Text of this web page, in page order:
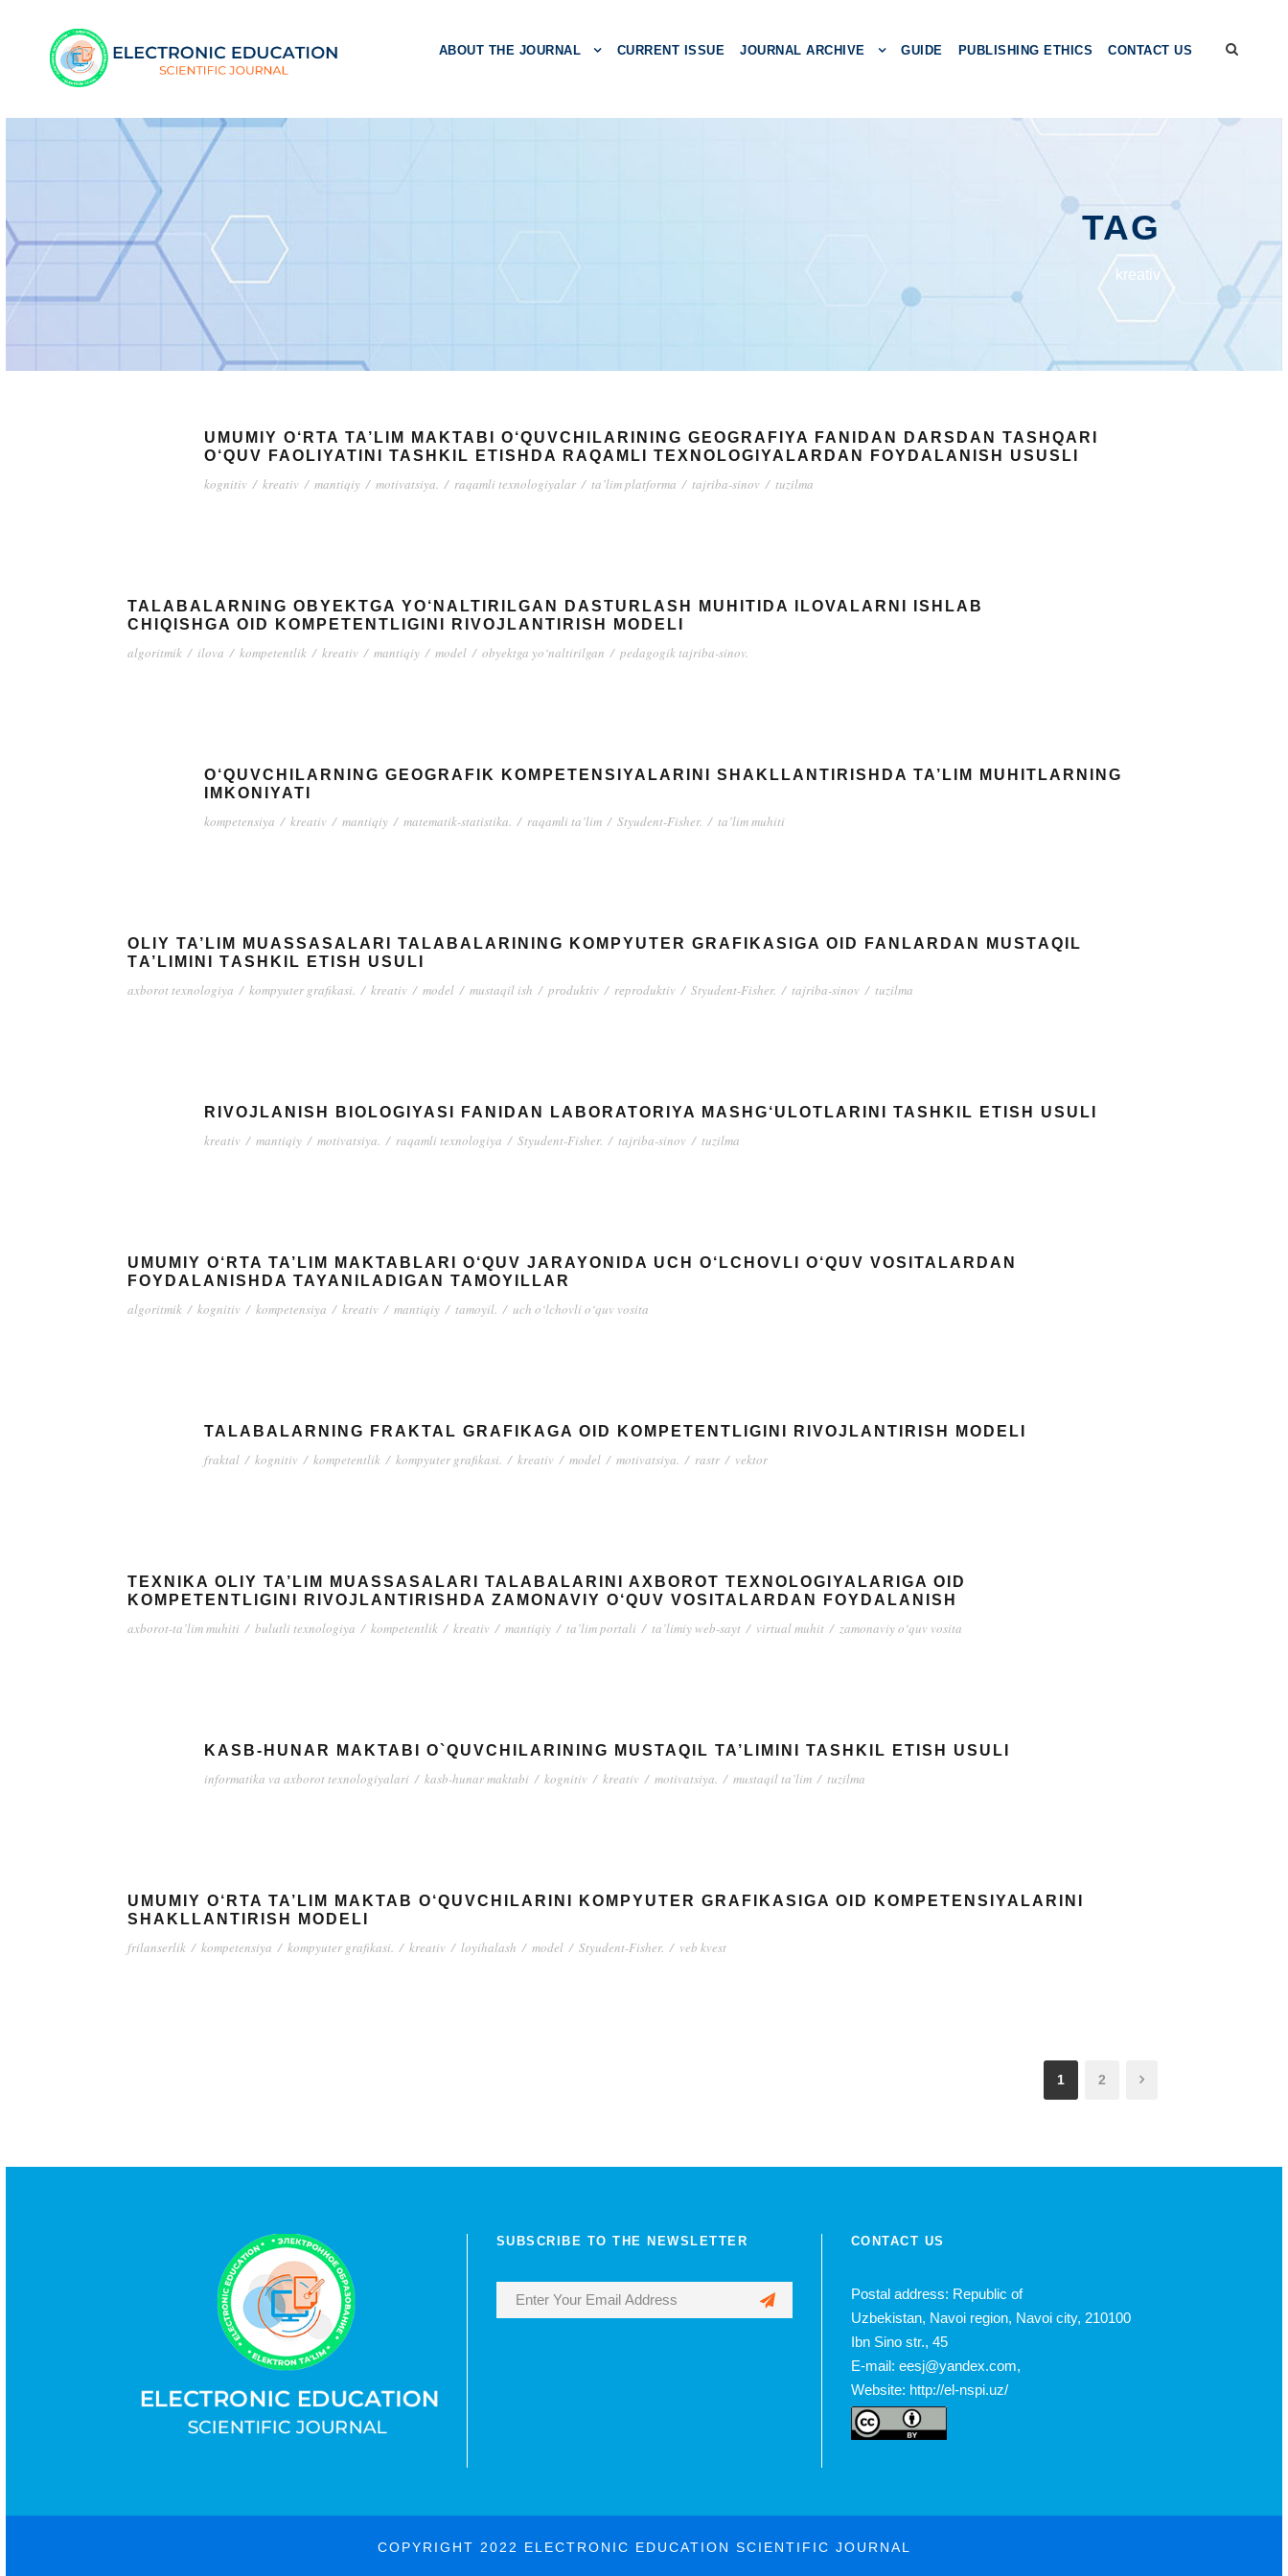
ABOUT THE JOURNAL CURRENT ISSUE JOURNAL ARCHIVE GUIDE PUBLISHING ETHICS CONTACT US
TAG
kreativ
UMUMIY O‘RTA TA’LIM MAKTABI O‘QUVCHILARINING GEOGRAFIYA FANIDAN DARSDAN TASHQARI
O‘QUV FAOLIYATINI TASHKIL ETISHDA RAQAMLI TEXNOLOGIYALARDAN FOYDALANISH USUSLI
kognitiv / kreativ / mantiqiy / motivatsiya. / raqamli texnologiyalar / ta’lim platforma / tajriba-sinov / tuzilma
TALABALARNING OBYEKTGA YO‘NALTIRILGAN DASTURLASH MUHITIDA ILOVALARNI ISHLAB
CHIQISHGA OID KOMPETENTLIGINI RIVOJLANTIRISH MODELI
algoritmik / ilova / kompetentlik / kreativ / mantiqiy / model / obyektga yo‘naltirilgan / pedagogik tajriba-sinov.
O‘QUVCHILARNING GEOGRAFIK KOMPETENSIYALARINI SHAKLLANTIRISHDA TA’LIM MUHITLARNING
IMKONIYATI
kompetensiya / kreativ / mantiqiy / matematik-statistika. / raqamli ta’lim / Styudent-Fisher. / ta’lim muhiti
OLIY TA’LIM MUASSASALARI TALABALARINING KOMPYUTER GRAFIKASIGA OID FANLARDAN MUSTАQIL
TА’LIMINI TАSHKIL ЕTISH USULI
axborot texnologiya / kompyuter grafikasi. / kreativ / model / mustaqil ish / prоduktiv / rеprоduktiv / Styudent-Fisher. / tajriba-sinov / tuzilma
RIVOJLANISH BIOLOGIYASI FANIDAN LABORATORIYA MASHG‘ULOTLARINI TASHKIL ETISH USULI
kreativ / mantiqiy / motivatsiya. / raqamli texnologiya / Styudent-Fisher. / tajriba-sinov / tuzilma
UMUMIY O‘RTA TA’LIM MAKTABLARI O‘QUV JARAYONIDA UCH O‘LCHOVLI O‘QUV VOSITALARDAN
FOYDALANISHDA TAYANILADIGAN TAMOYILLAR
algoritmik / kognitiv / kompetensiya / kreativ / mantiqiy / tamoyil. / uch o‘lchovli o‘quv vosita
TALABALARNING FRAKTAL GRAFIKAGA OID KOMPETENTLIGINI RIVOJLANTIRISH MODELI
fraktal / kognitiv / kompetentlik / kompyuter grafikasi. / kreativ / model / motivatsiya. / rastr / vektor
TEXNIKA OLIY TA’LIM MUASSASALARI TALABALARINI AXBOROT TEXNOLOGIYALARIGA OID
KOMPETENTLIGINI RIVOJLANTIRISHDA ZAMONAVIY O‘QUV VOSITALARDAN FOYDALANISH
axborot-ta’lim muhiti / bulutli texnologiya / kompetentlik / kreativ / mantiqiy / ta’lim portali / ta’limiy web-sayt / virtual muhit / zamonaviy o‘quv vosita
KASB-HUNAR MAKTABI O`QUVCHILARINING MUSTAQIL TA’LIMINI TASHKIL ETISH USULI
informatika va axborot texnologiyalari / kasb-hunar maktabi / kognitiv / kreativ / motivatsiya. / mustaqil ta’lim / tuzilma
UMUMIY O‘RTA TA’LIM MAKTAB O‘QUVCHILARINI KOMPYUTER GRAFIKASIGA OID KOMPETENSIYALARINI
SHAKLLANTIRISH MODELI
frilanserlik / kompetensiya / kompyuter grafikasi. / kreativ / loyihalash / model / Styudent-Fisher. / veb kvest
1 2
SUBSCRIBE TO THE NEWSLETTER CONTACT US
Postal address: Republic of
Uzbekistan, Navoi region, Navoi city, 210100
Ibn Sino str., 45
E-mail: eesj@yandex.com,
Website: http://el-nspi.uz/
COPYRIGHT 2022 ELECTRONIC EDUCATION SCIENTIFIC JOURNAL